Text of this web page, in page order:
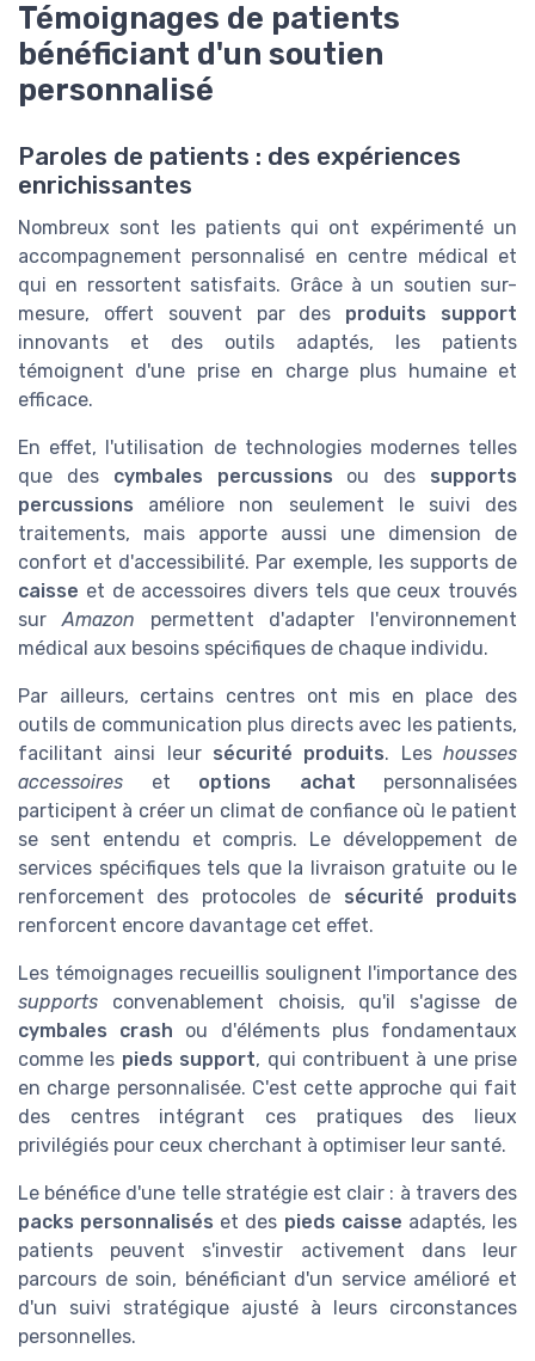
Témoignages de patients
bénéficiant d'un soutien
personnalisé
Paroles de patients : des expériences
enrichissantes
Nombreux sont les patients qui ont expérimenté un
accompagnement personnalisé en centre médical et
qui en ressortent satisfaits. Grâce à un soutien sur-
mesure, offert souvent par des produits support
innovants et des outils adaptés, les patients
témoignent d'une prise en charge plus humaine et
efficace.
En effet, l'utilisation de technologies modernes telles
que des cymbales percussions ou des supports
percussions améliore non seulement le suivi des
traitements, mais apporte aussi une dimension de
confort et d'accessibilité. Par exemple, les supports de
caisse et de accessoires divers tels que ceux trouvés
surAmazon permettent d'adapter l'environnement
médical aux besoins spécifiques de chaque individu.
Par ailleurs, certains centres ont mis en place des
outils de communication plus directs avec les patients,
facilitant ainsi leur sécurité produits. Leshousses
accessoires et options achat personnalisées
participent à créer un climat de confiance où le patient
se sent entendu et compris. Le développement de
services spécifiques tels que la livraison gratuite ou le
renforcement des protocoles de sécurité produits
renforcent encore davantage cet effet.
Les témoignages recueillis soulignent l'importance des
supports convenablement choisis, qu'il s'agisse de
cymbales crash ou d'éléments plus fondamentaux
comme les pieds support, qui contribuent à une prise
en charge personnalisée. C'est cette approche qui fait
des centres intégrant ces pratiques des lieux
privilégiés pour ceux cherchant à optimiser leur santé.
Le bénéfice d'une telle stratégie est clair : à travers des
packs personnalisés et des pieds caisse adaptés, les
patients peuvent s'investir activement dans leur
parcours de soin, bénéficiant d'un service amélioré et
d'un suivi stratégique ajusté à leurs circonstances
personnelles.